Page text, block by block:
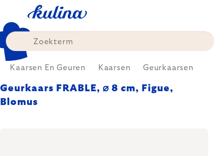
content
Kaarsen En Geuren Kaarsen Geurkaarsen
Geurkaars FRABLE, ⌀ 8 cm, Figue,
Blomus